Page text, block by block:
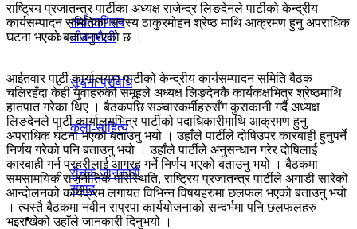
जीवनशैली
सूचना प्रविधि
कला-साहित्य
रोचक जानकारी
प्रदेश
अर्थ/वाणिज्य
धर्म/संस्कृति
विचार
संवाद
राष्ट्रिय प्रजातन्त्र पार्टीका अध्यक्ष राजेन्द्र लिङदेनले पार्टीको केन्द्रीय
कार्यसम्पादन समितिका सदस्य ठाकुरमोहन श्रेष्ठ माथि आक्रमण हुनु अपराधिक
घटना भएको बताउनुभएको छ ।
आईतवार पार्टी कार्यालयमा पार्टीको केन्द्रीय कार्यसम्पादन समिति बैठक
चलिरहँदा केही युवाहरुको समूहले अध्यक्ष लिङ्देनकै कार्यकक्षभित्र श्रेष्ठमाथि
हातपात गरेका थिए । बैठकपछि सञ्चारकर्मीहरुसँग कुराकानी गर्दै अध्यक्ष
लिङदेनले पार्टी कार्यालयभित्र पार्टीको पदाधिकारीमाथि आक्रमण हुनु
अपराधिक घटना भएको बताउनु भयो । उहाँले पार्टीले दोषिउपर कारबाही हुनुपर्ने
निर्णय गरेको पनि बताउनु भयो । उहाँले पार्टीले अनुसन्धान गरेर दोषिलाई
कारबाही गर्न प्रहरीलाई आग्रह गर्ने निर्णय भएको बताउनु भयो । बैठकमा
समसामयिक राजनीतिक परिस्थिति, राष्ट्रिय प्रजातन्त्र पार्टीले अगाडी सारेको
आन्दोलनको कार्यक्रम लगायत विभिन्न विषयहरुमा छलफल भएको बताउनु भयो
। त्यस्तै बैठकमा नवीन राप्रपा कार्ययोजनाको सन्दर्भमा पनि छलफलहरु
भइराखेको उहाँले जानकारी दिनुभयो ।